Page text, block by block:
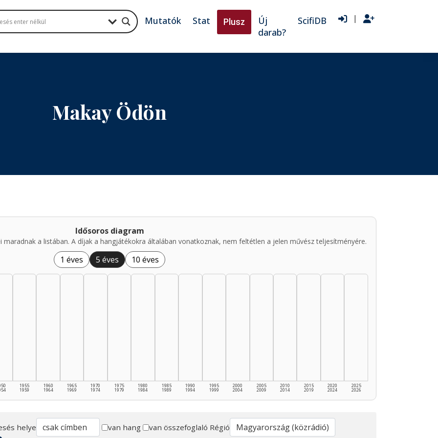
Mutatók Stat Plusz
Új
darab?
ScifiDB |
Makay Ödön
Idősoros diagram
a listában. A díjak a hangjátékokra általában vonatkoznak, nem feltétlen a jelen művész teljesítményére.
1 éves 5 éves 10 éves
1955
1959
1960
1964
1965
1969
1970
1974
1975
1979
1980
1984
1985
1989
1990
1994
1995
1999
2000
2004
2005
2009
2010
2014
2015
2019
2020
2024
2025
2026
helye van hang van összefoglaló Régió